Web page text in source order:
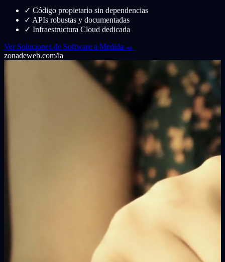
✓ Código propietario sin dependencias
✓ APIs robustas y documentadas
✓ Infraestructura Cloud dedicada
Ver Soluciones de Software a Medida →
zonadeweb.com/ia